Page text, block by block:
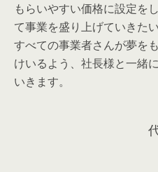
もらいやすい価格に設定を
て事業を盛り上げていきた
すべての事業者さんが夢を
けいるよう、社長様と一緒
いきます。